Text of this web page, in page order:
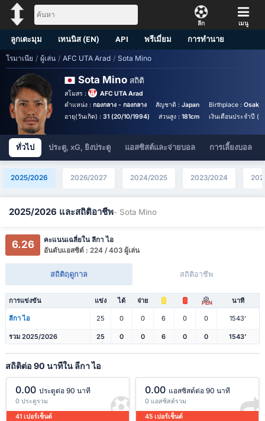
ลีก เมนู
ลูกเตะมุม เทนนิส (EN) API พรีเมี่ยม การทำนาย
โรมาเนีย / ผู้เล่น / AFC UTA Arad / Sota Mino
Sota Mino สถิติ
สโมสร :
AFC UTA Arad
ตำแหน่ง : กองกลาง - กองกลาง สัญชาติ :Japan Birthplace : Osaka
อายุ(วันเกิด) : 31 (20/10/1994) ส่วนสูง :181cm เงินเดือนประจำปี (
ทั่วไป ประตู, xG, ยิงประตู แอสซิสต์และจ่ายบอล การเลี้ยงบอล
2025/2026 2026/2027 2024/2025 2023/2024
2025/2026 และสถิติอาชีพ- Sota Mino
6.26
คะแนนเฉลี่ยใน ลีกา ไอ
อันดับแอสซิต์ : 224 / 403 ผู้เล่น
สถิติฤดูกาล สถิติอาชีพ
การแข่งขัน แข่ง ได้ จ่าย PEN นาที
ลีกา ไอ 25 0 0 6 0 0 1543'
รวม 2025/2026 25 0 0 6 0 0 1543'
สถิติต่อ 90 นาทีใน ลีกา ไอ
0.00 ประตูต่อ 90 นาที
0 ประตูรวม
41 เปอร์เซ็นต์
0.00 แอสซิสต์ต่อ 90 นาที
0 แอสซิสต์รวม
45 เปอร์เซ็นต์